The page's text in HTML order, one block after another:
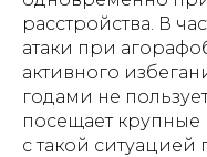
расстройства. В
атаки при
активного
годами не
посещает крупные
с такой